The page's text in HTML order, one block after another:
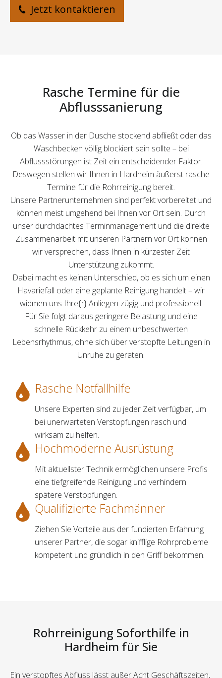
Jetzt kontaktieren
Rasche Termine für die
Abflusssanierung
Ob das Wasser in der Dusche stockend abfließt oder das
Waschbecken völlig blockiert sein sollte – bei
Abflussstörungen ist Zeit ein entscheidender Faktor.
Deswegen stellen wir Ihnen in Hardheim äußerst rasche
Termine für die Rohrreinigung bereit.
Unsere Partnerunternehmen sind perfekt vorbereitet und
können meist umgehend bei Ihnen vor Ort sein. Durch
unser durchdachtes Terminmanagement und die direkte
Zusammenarbeit mit unseren Partnern vor Ort können
wir versprechen, dass Ihnen in kürzester Zeit
Unterstützung zukommt.
Dabei macht es keinen Unterschied, ob es sich um einen
Havariefall oder eine geplante Reinigung handelt – wir
widmen uns Ihre{r} Anliegen zügig und professionell.
Für Sie folgt daraus geringere Belastung und eine
schnelle Rückkehr zu einem unbeschwerten
Lebensrhythmus, ohne sich über verstopfte Leitungen in
Unruhe zu geraten.
Rasche Notfallhilfe
Unsere Experten sind zu jeder Zeit verfügbar, um
bei unerwarteten Verstopfungen rasch und
wirksam zu helfen.
Hochmoderne Ausrüstung
Mit aktuellster Technik ermöglichen unsere Profis
eine tiefgreifende Reinigung und verhindern
spätere Verstopfungen.
Qualifizierte Fachmänner
Ziehen Sie Vorteile aus der fundierten Erfahrung
unserer Partner, die sogar knifflige Rohrprobleme
kompetent und gründlich in den Griff bekommen.
Rohrreinigung Soforthilfe in
Hardheim für Sie
Ein verstopftes Abfluss lässt außer Acht Geschäftszeiten,